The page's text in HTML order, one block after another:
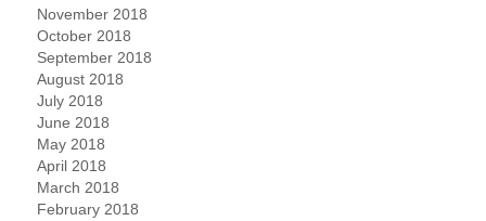
November 2018
October 2018
September 2018
August 2018
July 2018
June 2018
May 2018
April 2018
March 2018
February 2018